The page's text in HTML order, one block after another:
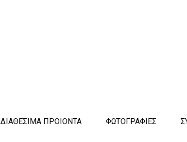
ΔΙΑΘΕΣΙΜΑ ΠΡΟΙΟΝΤΑ ΦΩΤΟΓΡΑΦΙΕΣ